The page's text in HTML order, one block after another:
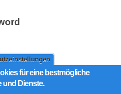
für eine bestmögliche
und Dienste.